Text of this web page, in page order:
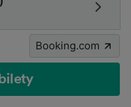
Booking.com